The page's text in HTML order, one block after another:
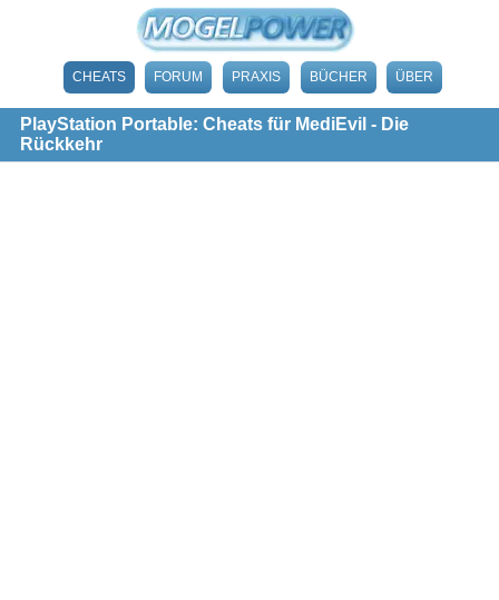
CHEATS FORUM PRAXIS BÜCHER ÜBER
PlayStation Portable: Cheats für MediEvil - Die
Rückkehr